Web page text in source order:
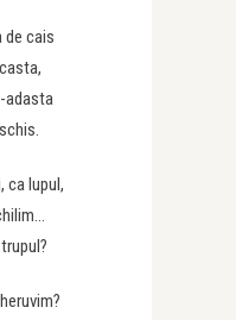
de cais
adasta
ca lupul,